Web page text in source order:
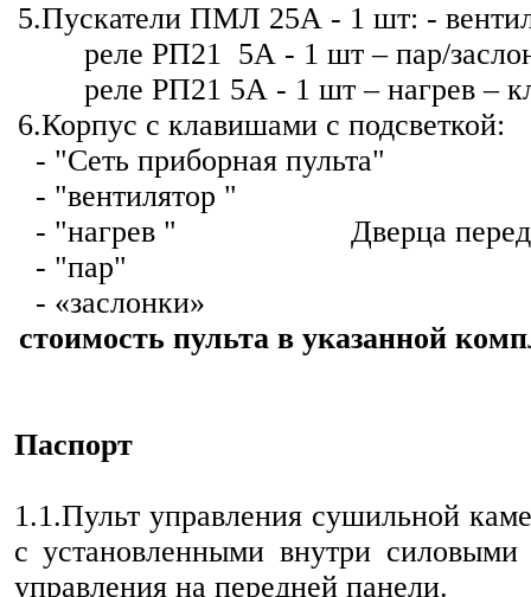
5.Пускатели ПМЛ 25А - 1 шт: -
реле РП21 5А - 1 шт – пар/
реле РП21 5А - 1 шт – нагрев –
6.Корпус с
- "Сеть приборная пульта"
-
- "нагрев " Дверца передней
- "пар"
- «заслонки»
стоимость пульта в указанной
Паспорт
1.1.Пульт управления сушильной
с установленными внутри
управления на передней панели.